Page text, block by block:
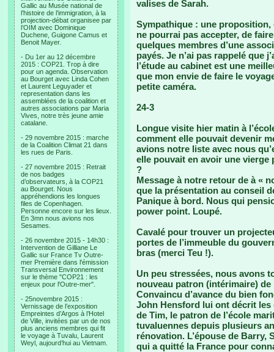
Gallic au Musée national de
l’histoire de l’immigration, à la
projection-débat organisee par
l’OIM avec Dominique
Duchene, Guigone Camus et
Benoit Mayer.
- Du 1er au 12 décembre
2015 : COP21. Trop à dire
pour un agenda. Observation
au Bourget avec Linda Cohen
et Laurent Leguyader et
representation dans les
assemblées de la coalition et
autres associations par Maria
Vives, notre très jeune amie
catalane.
- 29 novembre 2015 : marche
de la Coalition Climat 21 dans
les rues de Paris.
- 27 novembre 2015 : Retrait
de nos badges
d’observateurs, à la COP21
au Bourget. Nous
appréhendions les longues
files de Copenhagen.
Personne encore sur les lieux.
En 3mn nous avions nos
Sesames.
- 26 novembre 2015 - 14h30 :
Intervention de Gilliane Le
Gallic sur France Tv Outre-
mer Première dans l'émission
Transversal Environnement
sur le thème "COP21 : les
enjeux pour l'Outre-mer".
- 25novembre 2015 :
Vernissage de l’exposition
Empreintes d’Argos à l’Hotel
de Ville, invitées par un de nos
plus anciens membres qui fit
le voyage à Tuvalu, Laurent
Weyl, aujourd’hui au Vietnam.
valises de Sarah.
Sympathique : une proposition,
ne pourrai pas accepter, de
quelques membres d’une
payés. Je n’ai pas rappelé que
l’étude au cabinet est une
que mon envie de faire le
petite caméra.
24-3
Longue visite hier matin à
comment elle pouvait devenir
avions notre liste avec nous
elle pouvait en avoir une
?
Message à notre retour de à «
que la présentation au conseil
Panique à bord. Nous qui
power point. Loupé.
Cavalé pour trouver un
portes de l’immeuble du
bras (merci Teu !).
Un peu stressées, nous avons
nouveau patron (intérimaire)
Convaincu d’avance du bien
John Hensford lui ont décrit
de Tim, le patron de l’école
tuvaluennes depuis plusieurs
rénovation. L’épouse de Barry,
qui a quitté la France pour